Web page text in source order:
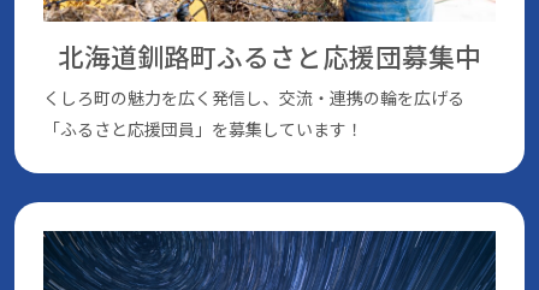
北海道釧路町ふるさと応援団募集中
くしろ町の魅⼒を広く発信し、交流・連携の輪を広げる
「ふるさと応援団員」を募集しています！